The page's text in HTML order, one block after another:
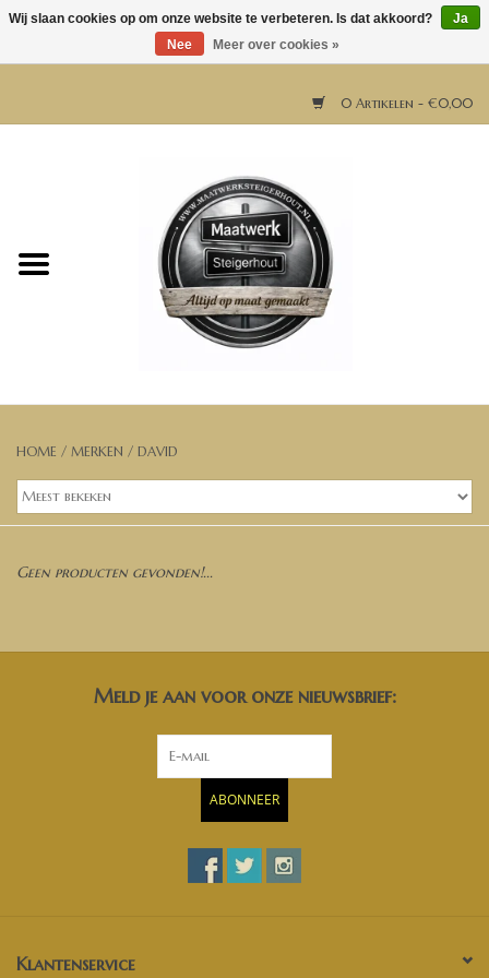
0 Artikelen - €0,00
Horeca meubels
Bartafels
Banken, stoelen &
(Bar)krukken
Plantenbakken
Hockers & Terrastafels
Blog
HOME / MERKEN / DAVID
Geen producten gevonden!...
Meld je aan voor onze nieuwsbrief:
ABONNEER
Klantenservice
Wij slaan cookies op om onze website te verbeteren. Is dat akkoord?
Ja
Nee
Meer over cookies »